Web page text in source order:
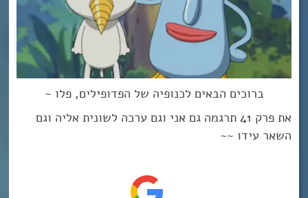
ברוכים הבאים לכנופיה של הפדופילים, פלו ~
את פרק 41 תרגמה גם אני וגם ערכה לשונית אליה וגם
השאר עידו ~~